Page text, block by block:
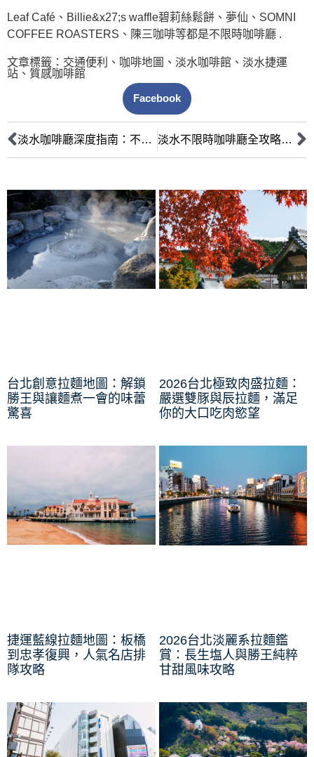
Leaf Café、Billie&x27;s waffle碧莉絲鬆餅、夢仙、SOMNI
COFFEE ROASTERS、陳三咖啡等都是不限時咖啡廳 .
文章標籤： 交通便利 、 咖啡地圖 、 淡水咖啡館 、 淡水捷運
站 、 質感咖啡館
Facebook
淡水咖啡廳深度指南：不只咖啡，更是文化與故事的體驗 淡水不限時咖啡廳全攻略：插座、Wi-Fi、安靜空間，工作K書首選
台北創意拉麵地圖：解鎖
勝王與讓麵煮一會的味蕾
驚喜
2026台北極致肉盛拉麵：
嚴選雙豚與辰拉麵，滿足
你的大口吃肉慾望
捷運藍線拉麵地圖：板橋
到忠孝復興，人氣名店排
隊攻略
2026台北淡麗系拉麵鑑
賞：長生塩人與勝王純粹
甘甜風味攻略